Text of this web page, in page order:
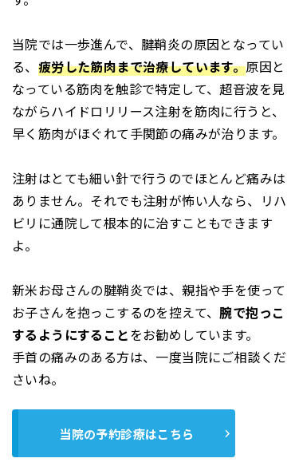
当院では一歩進んで、腱鞘炎の原因となってい
る、 疲労した筋肉まで治療しています。原因と
なっている筋肉を触診で特定して、超音波を見
ながらハイドロリリース注射を筋肉に行うと、
早く筋肉がほぐれて手関節の痛みが治ります。
注射はとても細い針で行うのでほとんど痛みは
ありません。それでも注射が怖い人なら、リハ
ビリに通院して根本的に治すこともできます
よ。
新米お母さんの腱鞘炎では、親指や手を使って
お子さんを抱っこするのを控えて、腕で抱っこ
するようにすることをお勧めしています。
手首の痛みのある方は、一度当院にご相談くだ
さいね。
当院の予約診療はこちら